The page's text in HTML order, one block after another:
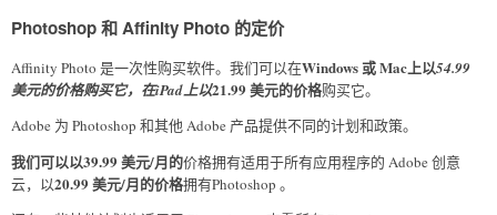
Photoshop 和 Affinity Photo 的定价
Affinity Photo 是一次性购买软件。我们可以在Windows 或 Mac上以54.99
美元的价格购买它，在iPad上以21.99 美元的价格购买它。
Adobe 为 Photoshop 和其他 Adobe 产品提供不同的计划和政策。
我们可以以39.99 美元/月的价格拥有适用于所有应用程序的 Adobe 创意
云，以20.99 美元/月的价格拥有Photoshop 。